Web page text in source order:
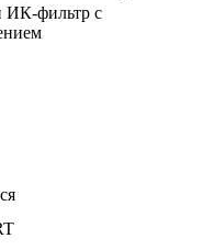
ИК-фильтр с